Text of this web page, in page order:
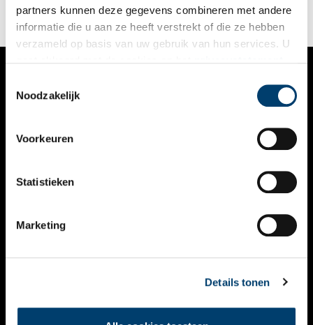
partners kunnen deze gegevens combineren met andere
informatie die u aan ze heeft verstrekt of die ze hebben
verzameld op basis van uw gebruik van hun services. U
Noodzakelijk
Voorkeuren
Statistieken
Marketing
Details tonen
VERHALEN
KALENDER
THEMA’S
VIDEO’S
CONTACT